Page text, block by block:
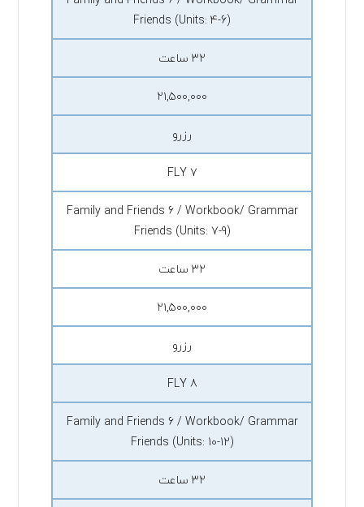
Friends (Units: 4-6)
۳۲ ساعت
۲۱,۵۰۰,۰۰۰
رزرو
FLY 7
Family and Friends 6 / Workbook/ Grammar
Friends (Units: 7-9)
۳۲ ساعت
۲۱,۵۰۰,۰۰۰
رزرو
FLY 8
Family and Friends 6 / Workbook/ Grammar
Friends (Units: 10-12)
۳۲ ساعت